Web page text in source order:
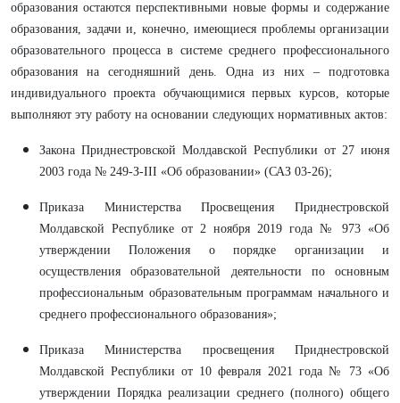
образования остаются перспективными новые формы и содержание
образования, задачи и, конечно, имеющиеся проблемы организации
образовательного процесса в системе среднего профессионального
образования на сегодняшний день. Одна из них – подготовка
индивидуального проекта обучающимися первых курсов, которые
выполняют эту работу на основании следующих нормативных актов:
Закона Приднестровской Молдавской Республики от 27 июня
2003 года № 249-З-III «Об образовании» (САЗ 03-26);
Приказа Министерства Просвещения Приднестровской
Молдавской Республике от 2 ноября 2019 года № 973 «Об
утверждении Положения о порядке организации и
осуществления образовательной деятельности по основным
профессиональным образовательным программам начального и
среднего профессионального образования»;
Приказа Министерства просвещения Приднестровской
Молдавской Республики от 10 февраля 2021 года № 73 «Об
утверждении Порядка реализации среднего (полного) общего